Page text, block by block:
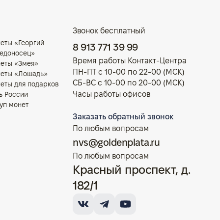
«Георгий
«Змея»
«Лошадь»
для подарков
России
монет
Звонок бесплатный
8 913 771 39 99
Время работы Контакт-Центра
ПН-ПТ с 10-00 по 22-00 (МСК)
СБ-ВС с 10-00 по 20-00 (МСК)
Часы работы офисов
Заказать обратный звонок
По любым вопросам
nvs@goldenplata.ru
По любым вопросам
Красный проспект, д.
182/1